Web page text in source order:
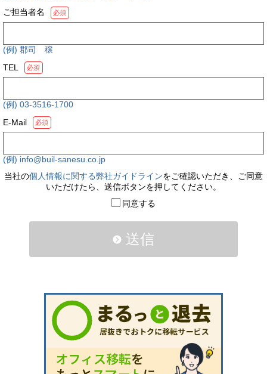
ご担当者名
必須
(例) 郡司 穣
TEL
必須
(例) 03-3516-1700
E-Mail
必須
(例) info@buil-sanesu.co.jp
当社の個人情報に関する弊社ガイドラインをご確認いただき、ご同意
いただけたら、送信ボタンを押してください。
同意する
送信